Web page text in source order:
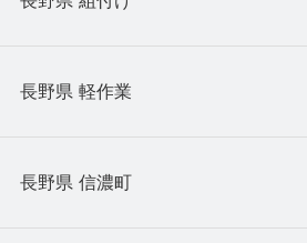
長野県 軽作業
長野県 信濃町